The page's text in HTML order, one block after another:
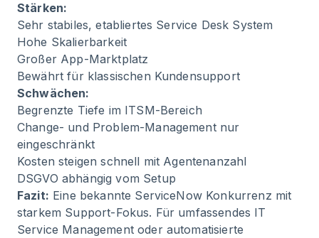
Stärken:
Sehr stabiles, etabliertes Service Desk System
Hohe Skalierbarkeit
Großer App-Marktplatz
Bewährt für klassischen Kundensupport
Schwächen:
Begrenzte Tiefe im ITSM-Bereich
Change- und Problem-Management nur
eingeschränkt
Kosten steigen schnell mit Agentenanzahl
DSGVO abhängig vom Setup
Fazit: Eine bekannte ServiceNow Konkurrenz mit
starkem Support-Fokus. Für umfassendes IT
Service Management oder automatisierte